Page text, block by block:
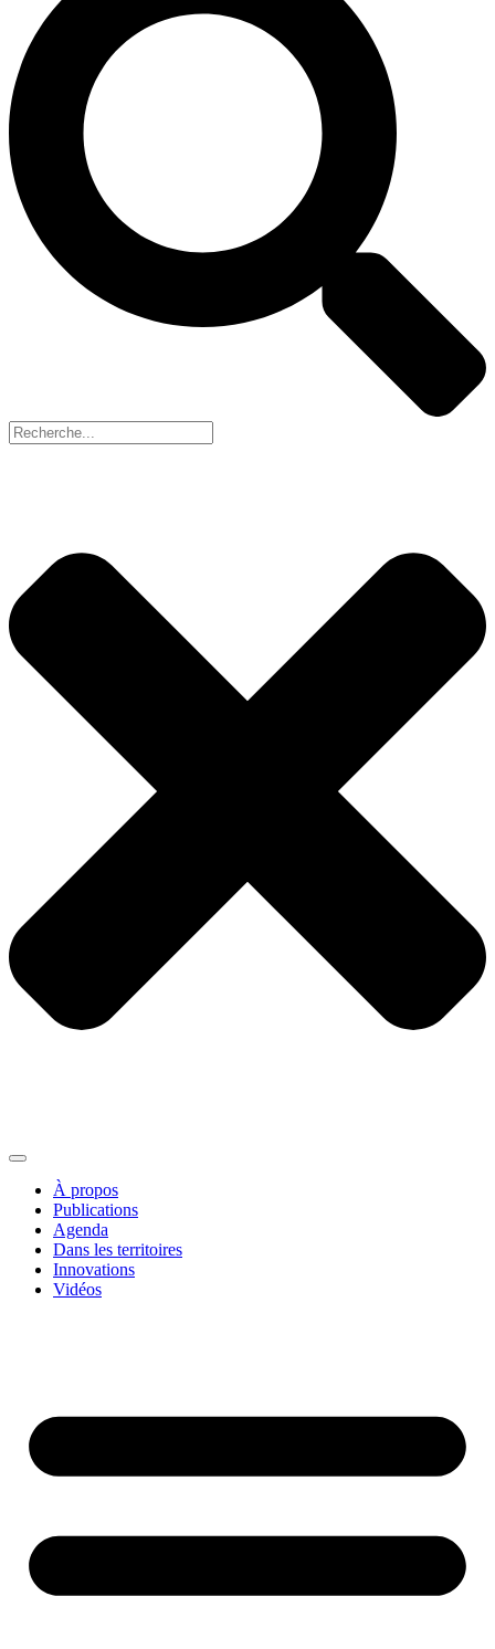
À propos
Publications
Agenda
Dans les territoires
Innovations
Vidéos